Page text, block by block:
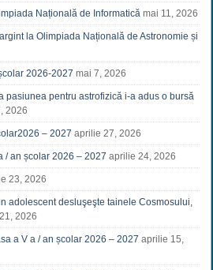
Națională de Informatică mai 11, 2026
la Olimpiada Națională de Astronomie și
2026-2027 mai 7, 2026
pasiunea pentru astrofizică i-a adus o bursă
2026
– 2027 aprilie 27, 2026
/ an școlar 2026 – 2027 aprilie 24, 2026
23, 2026
adolescent desluşeşte tainele Cosmosului,
2026
a V a / an școlar 2026 – 2027 aprilie 15,